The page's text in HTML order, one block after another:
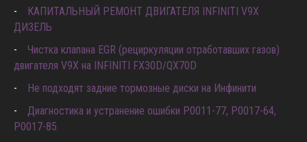
КАПИТАЛЬНЫЙ РЕМОНТ ДВИГАТЕЛЯ INFINITI V9X
ДИЗЕЛЬ
Чистка клапана EGR (рециркуляции отработавших газов)
двигателя V9X на INFINITI FX30D/QX70D
Не подходят задние тормозные диски на Инфинити
Диагностика и устранение ошибки Р0011-77, P0017-64,
P0017-85.